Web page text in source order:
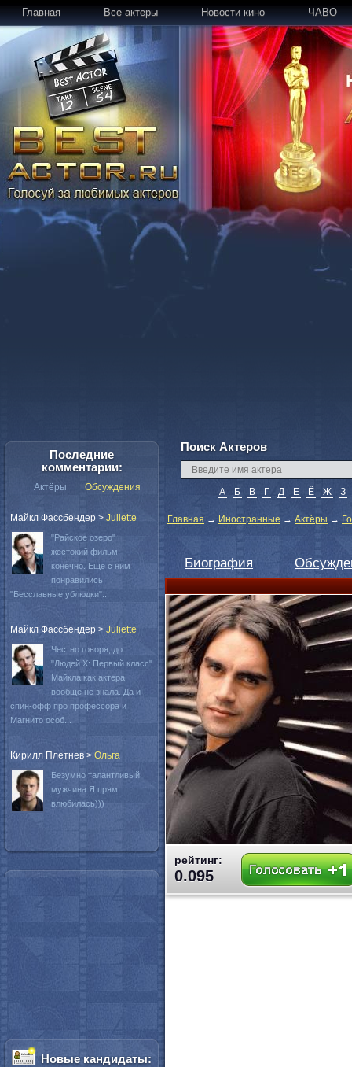
Главная Все актеры Новости кино ЧАВО
Поиск Актеров
А Б В Г Д Е Ё Ж З
Главная → Иностранные → Актёры →
Биография
рейтинг:
0.095
Последние
комментарии:
Актёры Обсуждения
Майкл Фассбендер > Juliette
"Райское озеро"
жестокий фильм
конечно. Еще с ним
понравились
"Бесславные ублюдки"...
Майкл Фассбендер > Juliette
Честно говоря, до
"Людей Х: Первый класс"
Майкла как актера
вообще не знала. Да и
спин-офф про профессора и
Магнито особ...
Кирилл Плетнев > Oльга
Безумно талантливый
мужчина.Я прям
влюбилась)))
Новые кандидаты: